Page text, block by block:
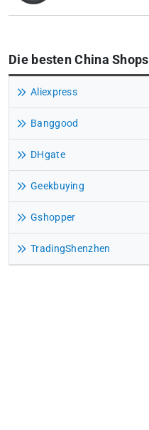
Die besten China Shops
Aliexpress
Banggood
DHgate
Geekbuying
Gshopper
TradingShenzhen